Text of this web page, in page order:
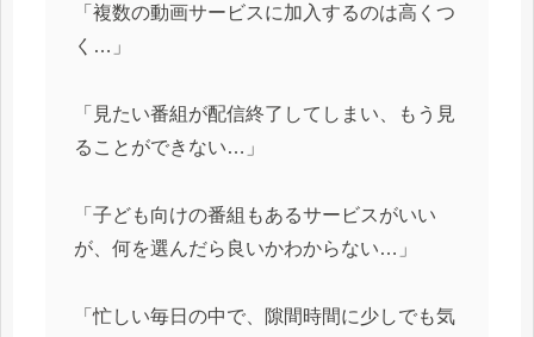
「複数の動画サービスに加入するのは高くつ
く…」
「見たい番組が配信終了してしまい、もう見
ることができない…」
「子ども向けの番組もあるサービスがいい
が、何を選んだら良いかわからない…」
「忙しい毎日の中で、隙間時間に少しでも気